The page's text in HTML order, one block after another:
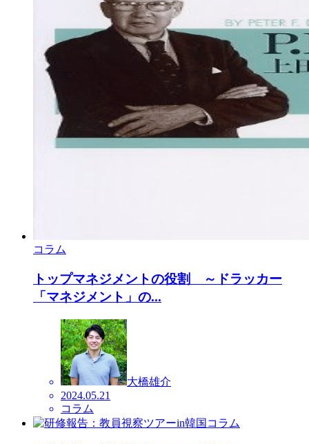
コラム
トップマネジメントの役割 ～ドラッカー
「マネジメント」の...
大橋雄介
2024.05.21
コラム
コラム